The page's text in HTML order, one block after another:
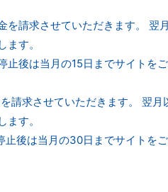
を請求させていただきます。 翌
す。
後は当月の15日までサイトをご
請求させていただきます。 翌
す。
後は当月の30日までサイトをご